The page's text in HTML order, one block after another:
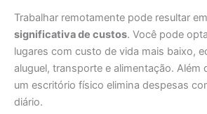
Trabalhar remotamente pode resultar em
significativa de custos. Você pode
lugares com custo de vida mais baixo,
aluguel, transporte e alimentação. Além
um escritório físico elimina despesas
diário.